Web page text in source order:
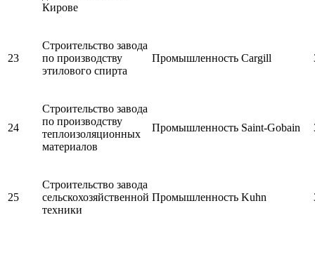
Кирове
23
Строительство завода
по производству
этилового спирта
Промышленность Cargill
24
Строительство завода
по производству
теплоизоляционных
материалов
Промышленность Saint-Gobain
25
Строительство завода
сельскохозяйственной
техники
Промышленность Kuhn